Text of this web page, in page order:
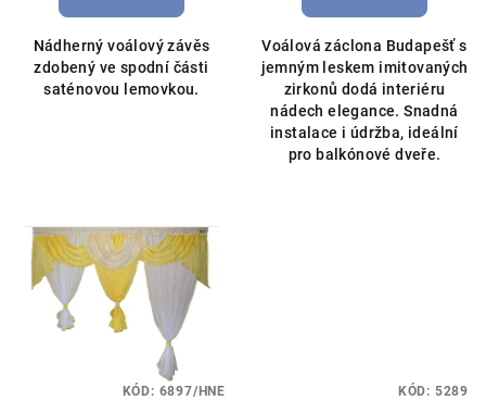
z
5
hvězdiček.
Nádherný voálový závěs
zdobený ve spodní části
saténovou lemovkou.
Voálová záclona Budapešť s
jemným leskem imitovaných
zirkonů dodá interiéru
nádech elegance. Snadná
instalace i údržba, ideální
pro balkónové dveře.
KÓD: 6897/HNE KÓD: 5289